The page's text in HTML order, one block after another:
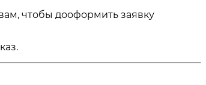
чтобы дооформить заявку